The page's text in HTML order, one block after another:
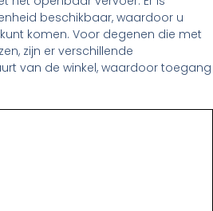
beschikbaar, waardoor u
komen. Voor degenen die met
zijn er verschillende
van de winkel, waardoor toegang